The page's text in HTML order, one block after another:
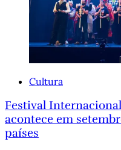
Cultura
Festival
acontece em
países